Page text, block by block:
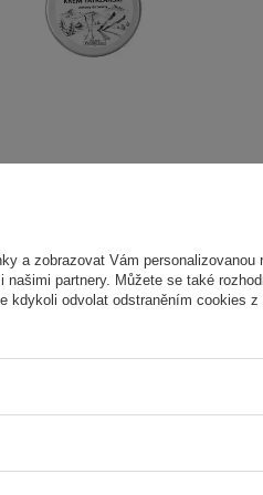
a zobrazovat Vám personalizovanou
partnery. Můžete se také
kdykoli odvolat odstraněním cookies z